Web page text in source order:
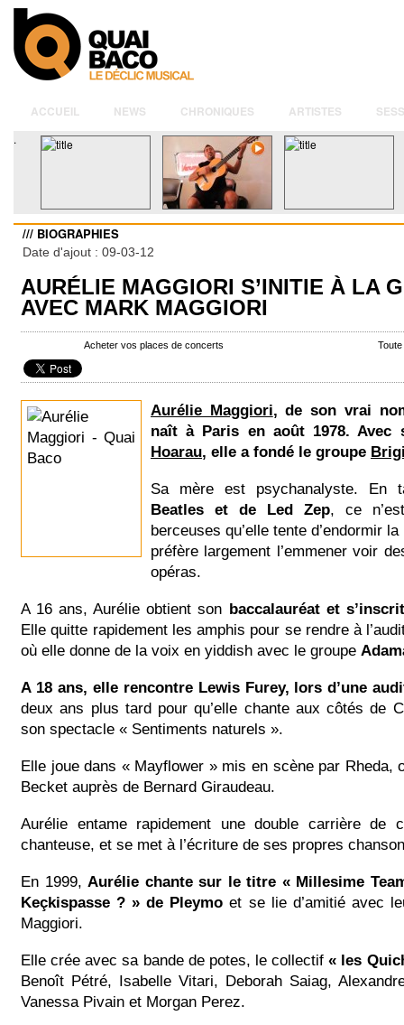
ACCUEIL NEWS CHRONIQUES ARTISTES
.
/// BIOGRAPHIES
Date d'ajout : 09-03-12
AURÉLIE MAGGIORI S’INITIE À LA
AVEC MARK MAGGIORI
Acheter vos places de concerts
Aurélie Maggiori, de son vrai
naît à Paris en août 1978.
Hoarau, elle a fondé le groupe
Sa mère est psychanalyste. En
Beatles et de Led Zep, ce
berceuses qu’elle tente d’endormir
préfère largement l’emmener voir
opéras.
A 16 ans, Aurélie obtient son baccalauréat et
Elle quitte rapidement les amphis pour se rendre à
où elle donne de la voix en yiddish avec le groupe
A 18 ans, elle rencontre Lewis Furey, lors d’une
deux ans plus tard pour qu’elle chante aux côtés de
son spectacle « Sentiments naturels ».
Elle joue dans « Mayflower » mis en scène par Rheda,
Becket auprès de Bernard Giraudeau.
Aurélie entame rapidement une double carrière de
chanteuse, et se met à l’écriture de ses propres
En 1999,Aurélie chante sur le titre « Millesime
Keçkispasse ? » de Pleymo et se lie d’amitié avec
Maggiori.
Elle crée avec sa bande de potes, le collectif« les
Benoît Pétré, Isabelle Vitari, Deborah Saiag,
Vanessa Pivain et Morgan Perez.